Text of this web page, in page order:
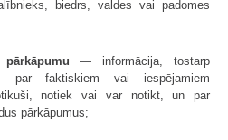
biedrs, valdes vai padomes
— informācija, tostarp
par faktiskiem vai iespējamiem
notiek vai var notikt, un par
pārkāpumus;